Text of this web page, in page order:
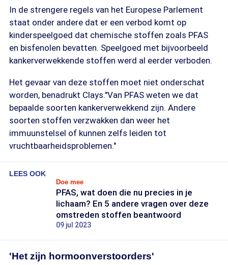
In de strengere regels van het Europese Parlement
staat onder andere dat er een verbod komt op
kinderspeelgoed dat chemische stoffen zoals PFAS
en bisfenolen bevatten. Speelgoed met bijvoorbeeld
kankerverwekkende stoffen werd al eerder verboden.
Het gevaar van deze stoffen moet niet onderschat
worden, benadrukt Clays."Van PFAS weten we dat
bepaalde soorten kankerverwekkend zijn. Andere
soorten stoffen verzwakken dan weer het
immuunstelsel of kunnen zelfs leiden tot
vruchtbaarheidsproblemen."
LEES OOK
Doe mee
PFAS, wat doen die nu precies in je
lichaam? En 5 andere vragen over deze
omstreden stoffen beantwoord
09 jul 2023
'Het zijn hormoonverstoorders'